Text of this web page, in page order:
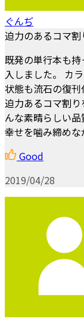
ぐんぢ
迫力のあるコマ
既発の単行本も
入しました。 カ
状態も流石の復
迫力あるコマ割
んな素晴らしい
幸せを噛み締めな
Good
2019/04/28